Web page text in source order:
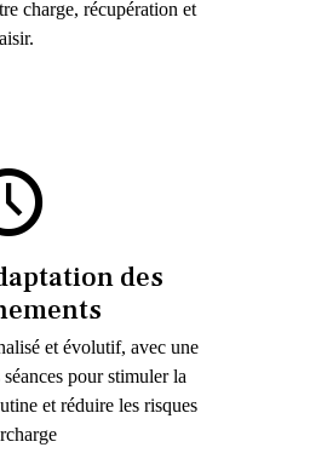
charge, récupération et
des
et évolutif, avec une
pour stimuler la
et réduire les risques